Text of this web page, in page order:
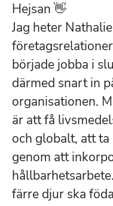
Hejsan 👋
Jag heter
började jobba i
därmed snart in
organisationen.
är att få
och globalt, att
genom att
färre djur ska